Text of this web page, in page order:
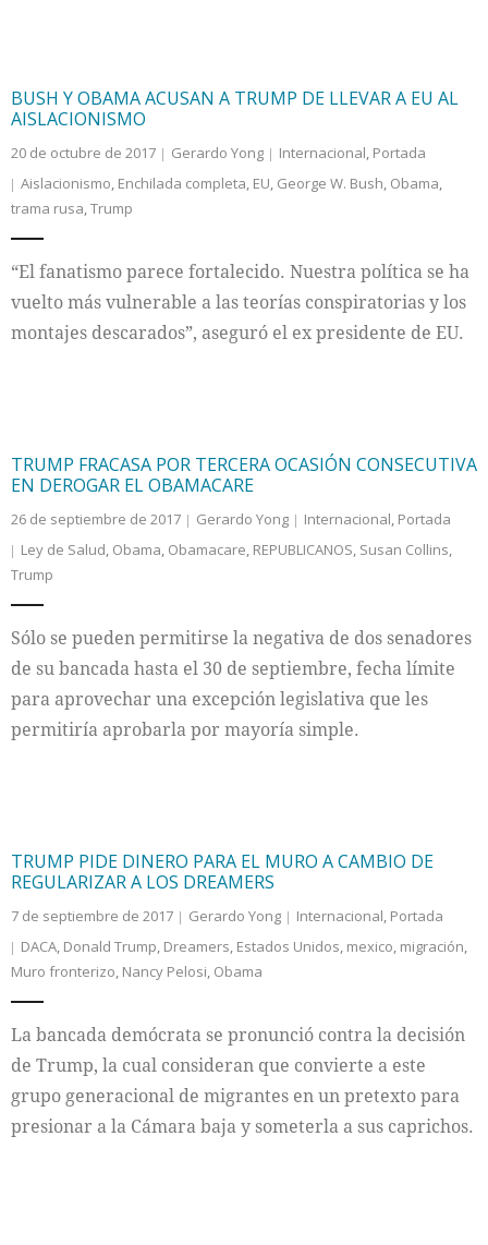
BUSH Y OBAMA ACUSAN A TRUMP DE LLEVAR A EU AL
AISLACIONISMO
20 de octubre de 2017 Gerardo Yong Internacional, Portada
Aislacionismo, Enchilada completa, EU, George W. Bush, Obama,
trama rusa,Trump
“El fanatismo parece fortalecido. Nuestra política se ha
vuelto más vulnerable a las teorías conspiratorias y los
montajes descarados”, aseguró el ex presidente de EU.
TRUMP FRACASA POR TERCERA OCASIÓN CONSECUTIVA
EN DEROGAR EL OBAMACARE
26 de septiembre de 2017 Gerardo Yong Internacional, Portada
Ley de Salud, Obama, Obamacare, REPUBLICANOS, Susan Collins,
Trump
Sólo se pueden permitirse la negativa de dos senadores
de su bancada hasta el 30 de septiembre, fecha límite
para aprovechar una excepción legislativa que les
permitiría aprobarla por mayoría simple.
TRUMP PIDE DINERO PARA EL MURO A CAMBIO DE
REGULARIZAR A LOS DREAMERS
7 de septiembre de 2017 Gerardo Yong Internacional, Portada
DACA, Donald Trump, Dreamers, Estados Unidos, mexico, migración,
Muro fronterizo, Nancy Pelosi, Obama
La bancada demócrata se pronunció contra la decisión
de Trump, la cual consideran que convierte a este
grupo generacional de migrantes en un pretexto para
presionar a la Cámara baja y someterla a sus caprichos.